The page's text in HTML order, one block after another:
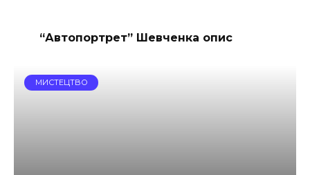
“Автопортрет” Шевченка опис
МИСТЕЦТВО